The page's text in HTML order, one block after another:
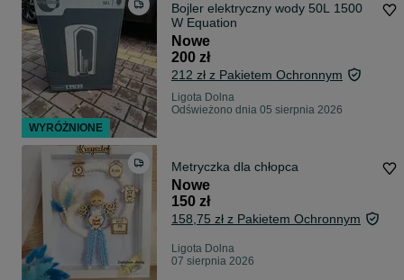
Bojler elektryczny wody 50L 1500
W Equation
Nowe
200 zł
212 zł z Pakietem Ochronnym
Ligota Dolna
Odświeżono dnia 05 sierpnia 2026
Metryczka dla chłopca
Nowe
150 zł
158,75 zł z Pakietem Ochronnym
Ligota Dolna
07 sierpnia 2026
WYRÓŻNIONE